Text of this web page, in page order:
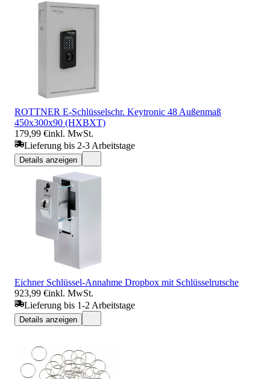
ROTTNER E-Schlüsselschr. Keytronic 48 Außenmaß
450x300x90 (HXBXT)
179,99 €inkl. MwSt.
Lieferung bis 2-3 Arbeitstage
Details anzeigen
Eichner Schlüssel-Annahme Dropbox mit Schlüsselrutsche
923,99 €inkl. MwSt.
Lieferung bis 1-2 Arbeitstage
Details anzeigen